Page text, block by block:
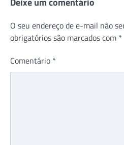
O seu endereço de e-mail não
obrigatórios são marcados com *
Comentário *